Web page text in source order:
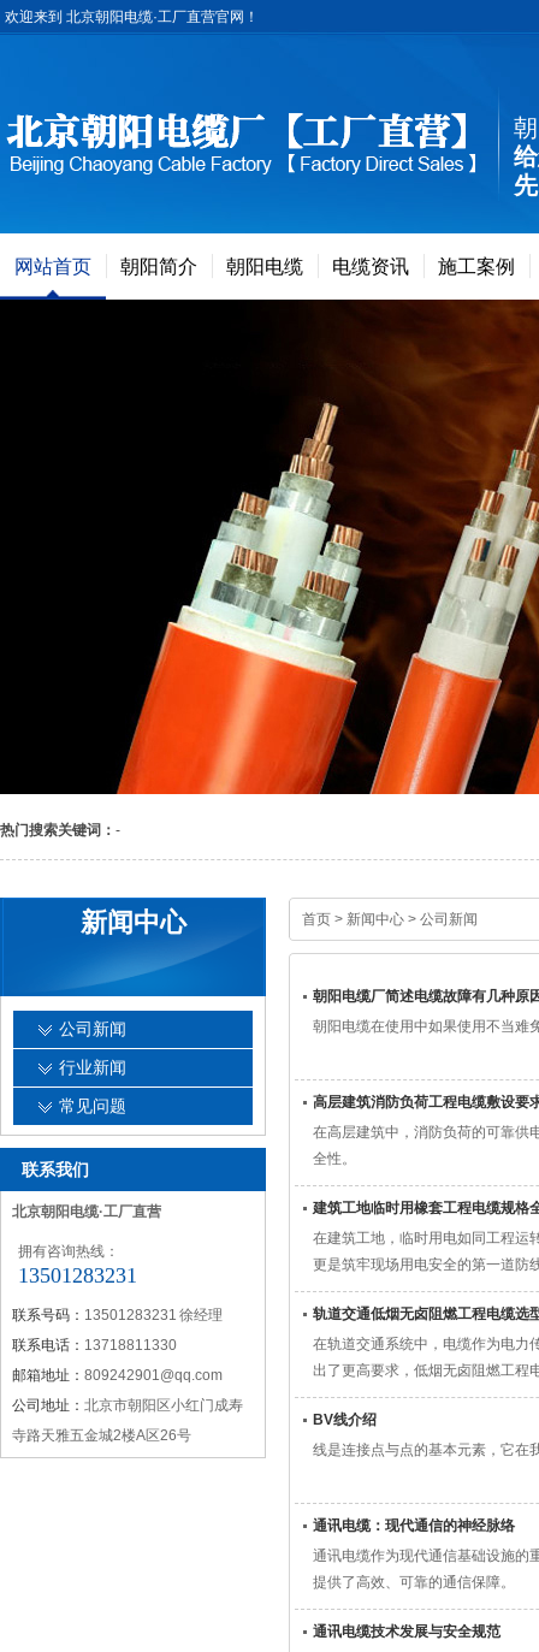
欢迎来到 北京朝阳电缆·工厂直营官网！
网站首页 朝阳简介 朝阳电缆 电缆资讯 施工案例
热门搜索关键词： -
新闻中心
公司新闻
行业新闻
常见问题
联系我们
北京朝阳电缆·工厂直营
拥有咨询热线：
13501283231
联系号码： 13501283231 徐经理
联系电话： 13718811330
邮箱地址： 809242901@qq.com
公司地址： 北京市朝阳区小红门成寿
寺路天雅五金城2楼A区26号
首页 > 新闻中心 > 公司新闻
朝阳电缆厂简述电缆故障有几种原
朝阳电缆​在使用中如果使用不当难
高层建筑消防负荷工程电缆敷设要
在高层建筑中，消防负荷的可靠供
全性。
建筑工地临时用橡套工程电缆规格
在建筑工地，临时用电如同工程运
更是筑牢现场用电安全的第一道防
轨道交通低烟无卤阻燃工程电缆选
在轨道交通系统中，电缆作为电力
出了更高要求，低烟无卤阻燃工程
BV线介绍
线是连接点与点的基本元素，它在
通讯电缆：现代通信的神经脉络
通讯电缆作为现代通信基础设施的
提供了高效、可靠的通信保障。
通讯电缆技术发展与安全规范